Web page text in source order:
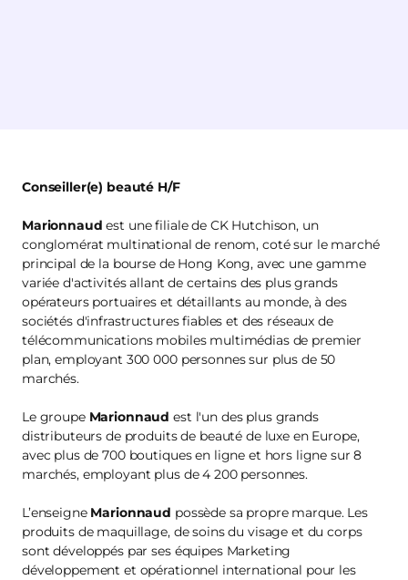
Conseiller(e) beauté H/F
Marionnaud est une filiale de CK Hutchison, un
conglomérat multinational de renom, coté sur le marché
principal de la bourse de Hong Kong, avec une gamme
variée d'activités allant de certains des plus grands
opérateurs portuaires et détaillants au monde, à des
sociétés d'infrastructures fiables et des réseaux de
télécommunications mobiles multimédias de premier
plan, employant 300 000 personnes sur plus de 50
marchés.
Le groupe Marionnaud est l'un des plus grands
distributeurs de produits de beauté de luxe en Europe,
avec plus de 700 boutiques en ligne et hors ligne sur 8
marchés, employant plus de 4 200 personnes.
L’enseigne Marionnaud possède sa propre marque. Les
produits de maquillage, de soins du visage et du corps
sont développés par ses équipes Marketing
développement et opérationnel international pour les